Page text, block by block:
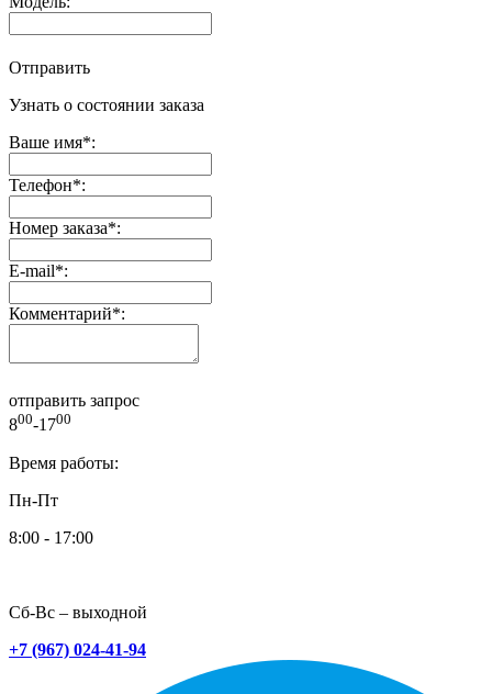
Отправить
Узнать о состоянии заказа
Ваше имя*:
Телефон*:
Номер заказа*:
E-mail*:
Комментарий*:
отправить запрос
800-1700
Время работы:
Пн-Пт
8:00 - 17:00
Сб-Вс – выходной
+7 (967) 024-41-94